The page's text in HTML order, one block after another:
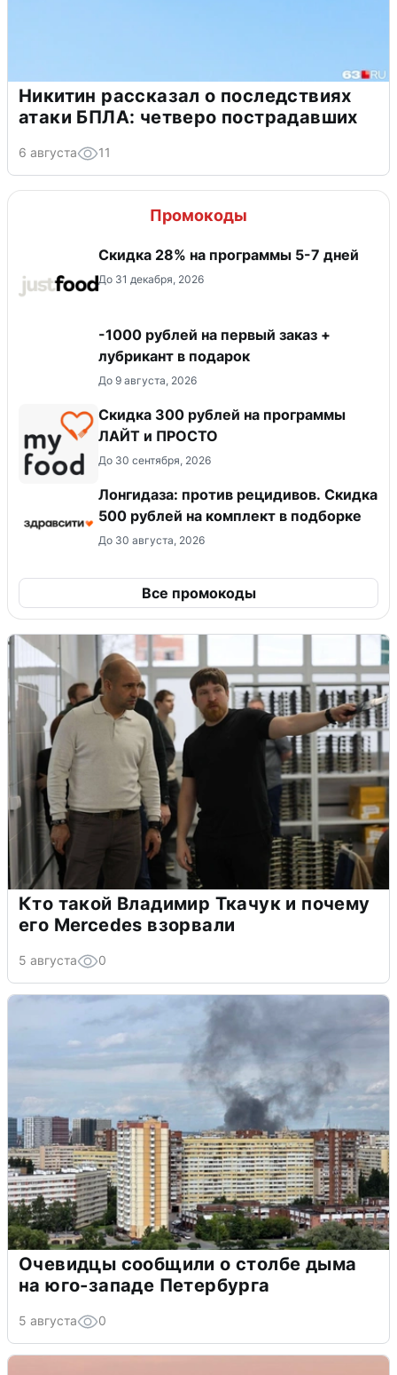
Никитин рассказал о последствиях
атаки БПЛА: четверо пострадавших
6 августа 11
Промокоды
Скидка 28% на программы 5-7 дней
До 31 декабря, 2026
-1000 рублей на первый заказ +
лубрикант в подарок
До 9 августа, 2026
​Скидка 300 рублей на программы
ЛАЙТ и ПРОСТО
До 30 сентября, 2026
Лонгидаза: против рецидивов. Скидка
500 рублей на комплект в подборке
До 30 августа, 2026
Все промокоды
Кто такой Владимир Ткачук и почему
его Mercedes взорвали
5 августа 0
Очевидцы сообщили о столбе дыма
на юго-западе Петербурга
5 августа 0